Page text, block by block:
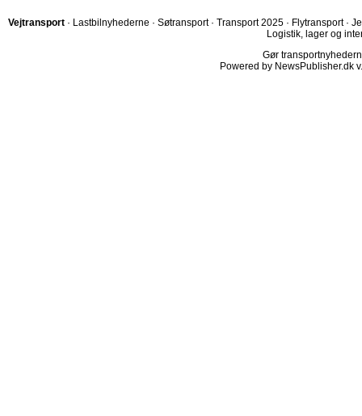
Vejtransport · Lastbilnyhederne · Søtransport · Transport 2025 · Flytransport ·
Logistik, lager og
Gør
Powered by NewsPublisher.dk